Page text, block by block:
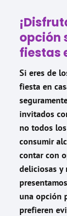
opción
fiestas
Si eres de
fiesta en
invitados
no todos
consumir
contar con
deliciosas y
una opción
prefieren